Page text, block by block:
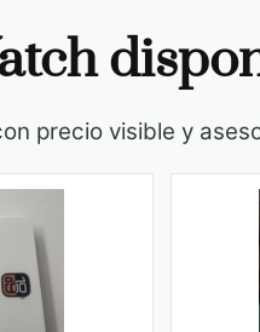
precio visible y